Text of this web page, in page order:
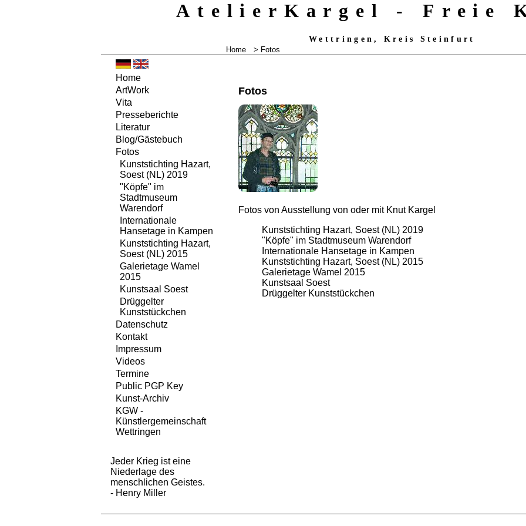
AtelierKargel - Freie
Wettringen, Kreis Steinfurt
Home > Fotos
Fotos
Fotos von Ausstellung von oder mit Knut Kargel
Kunststichting Hazart, Soest (NL) 2019
"Köpfe" im Stadtmuseum Warendorf
Internationale Hansetage in Kampen
Kunststichting Hazart, Soest (NL) 2015
Galerietage Wamel 2015
Kunstsaal Soest
Drüggelter Kunststückchen
Home
ArtWork
Vita
Presseberichte
Literatur
Blog/Gästebuch
Fotos
Kunststichting Hazart,
Soest (NL) 2019
"Köpfe" im
Stadtmuseum
Warendorf
Internationale
Hansetage in Kampen
Kunststichting Hazart,
Soest (NL) 2015
Galerietage Wamel
2015
Kunstsaal Soest
Drüggelter
Kunststückchen
Datenschutz
Kontakt
Impressum
Videos
Termine
Public PGP Key
Kunst-Archiv
KGW -
Künstlergemeinschaft
Wettringen
Jeder Krieg ist eine
Niederlage des
menschlichen Geistes.
- Henry Miller